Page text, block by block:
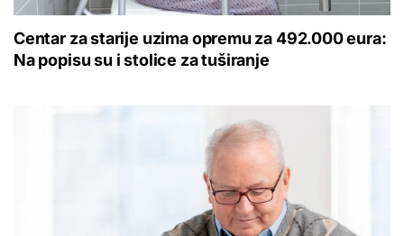
Centar za starije uzima opremu za 492.000 eura:
Na popisu su i stolice za tuširanje